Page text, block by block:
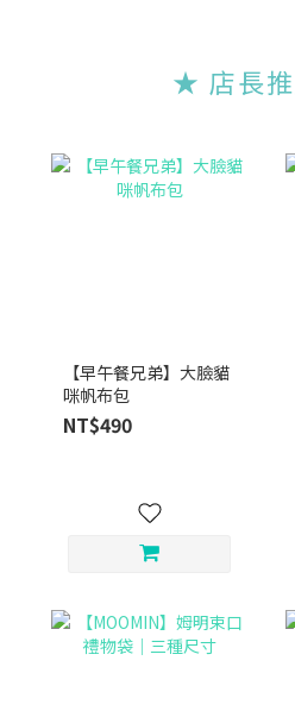
★ 店長
【早午餐兄弟】大臉貓
咪帆布包
NT$490